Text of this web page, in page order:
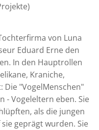
von Luna
Eduard Erne den
In den Hauptrollen
Kraniche,
Die "VogelMenschen"
- Vogeleltern eben. Sie
als die jungen
geprägt wurden. Sie